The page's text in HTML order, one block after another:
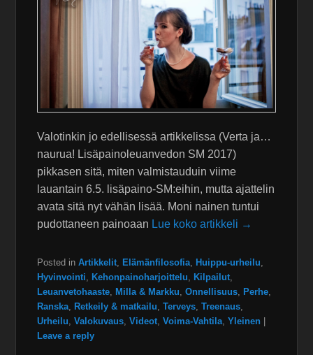
Valotinkin jo edellisessä artikkelissa (Verta ja…
naurua! Lisäpainoleuanvedon SM 2017)
pikkasen sitä, miten valmistauduin viime
lauantain 6.5. lisäpaino-SM:eihin, mutta ajattelin
avata sitä nyt vähän lisää. Moni nainen tuntui
pudottaneen painoaan Lue koko artikkeli →
Posted in Artikkelit Elämänfilosofia Huippu-urheilu
Hyvinvointi
Kehonpainoharjoittelu Kilpailut
Leuanvetohaaste
Milla & Markku ,Onnellisuus Perhe
Ranska
Retkeily & matkailu ,Terveys ,Treenaus
Urheilu ,Valokuvaus ,Videot ,Voima-Vahtila ,Yleinen
Leave a reply